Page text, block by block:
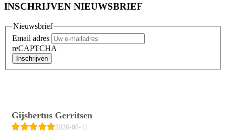
INSCHRIJVEN NIEUWSBRIEF
Nieuwsbrief
Email adres
reCAPTCHA
Inschrijven
Gijsbertus Gerritsen
2026-06-11